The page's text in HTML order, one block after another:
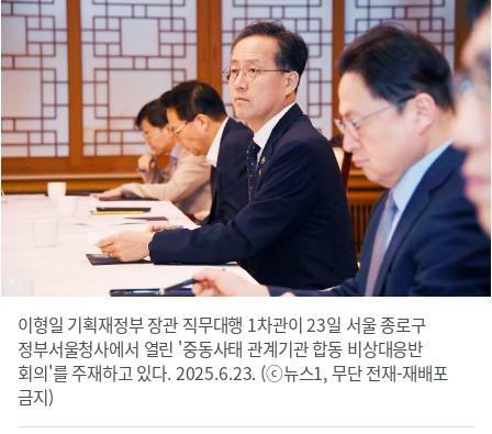
이형일 기획재정부 장관 직무대행 1차관이 23일 서울 종로구
정부서울청사에서 열린 '중동사태 관계기관 합동 비상대응반
회의'를 주재하고 있다. 2025.6.23. (ⓒ뉴스1, 무단 전재-재배포
금지)